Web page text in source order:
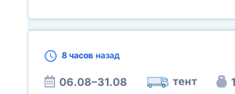
8 часов назад
06.08–31.08 тент